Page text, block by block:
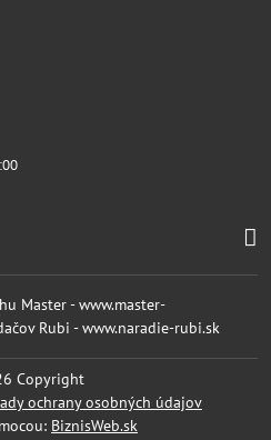
Master - www.master-
Rubi - www.naradie-rubi.sk
Copyright
ochrany osobných údajov
BiznisWeb.sk